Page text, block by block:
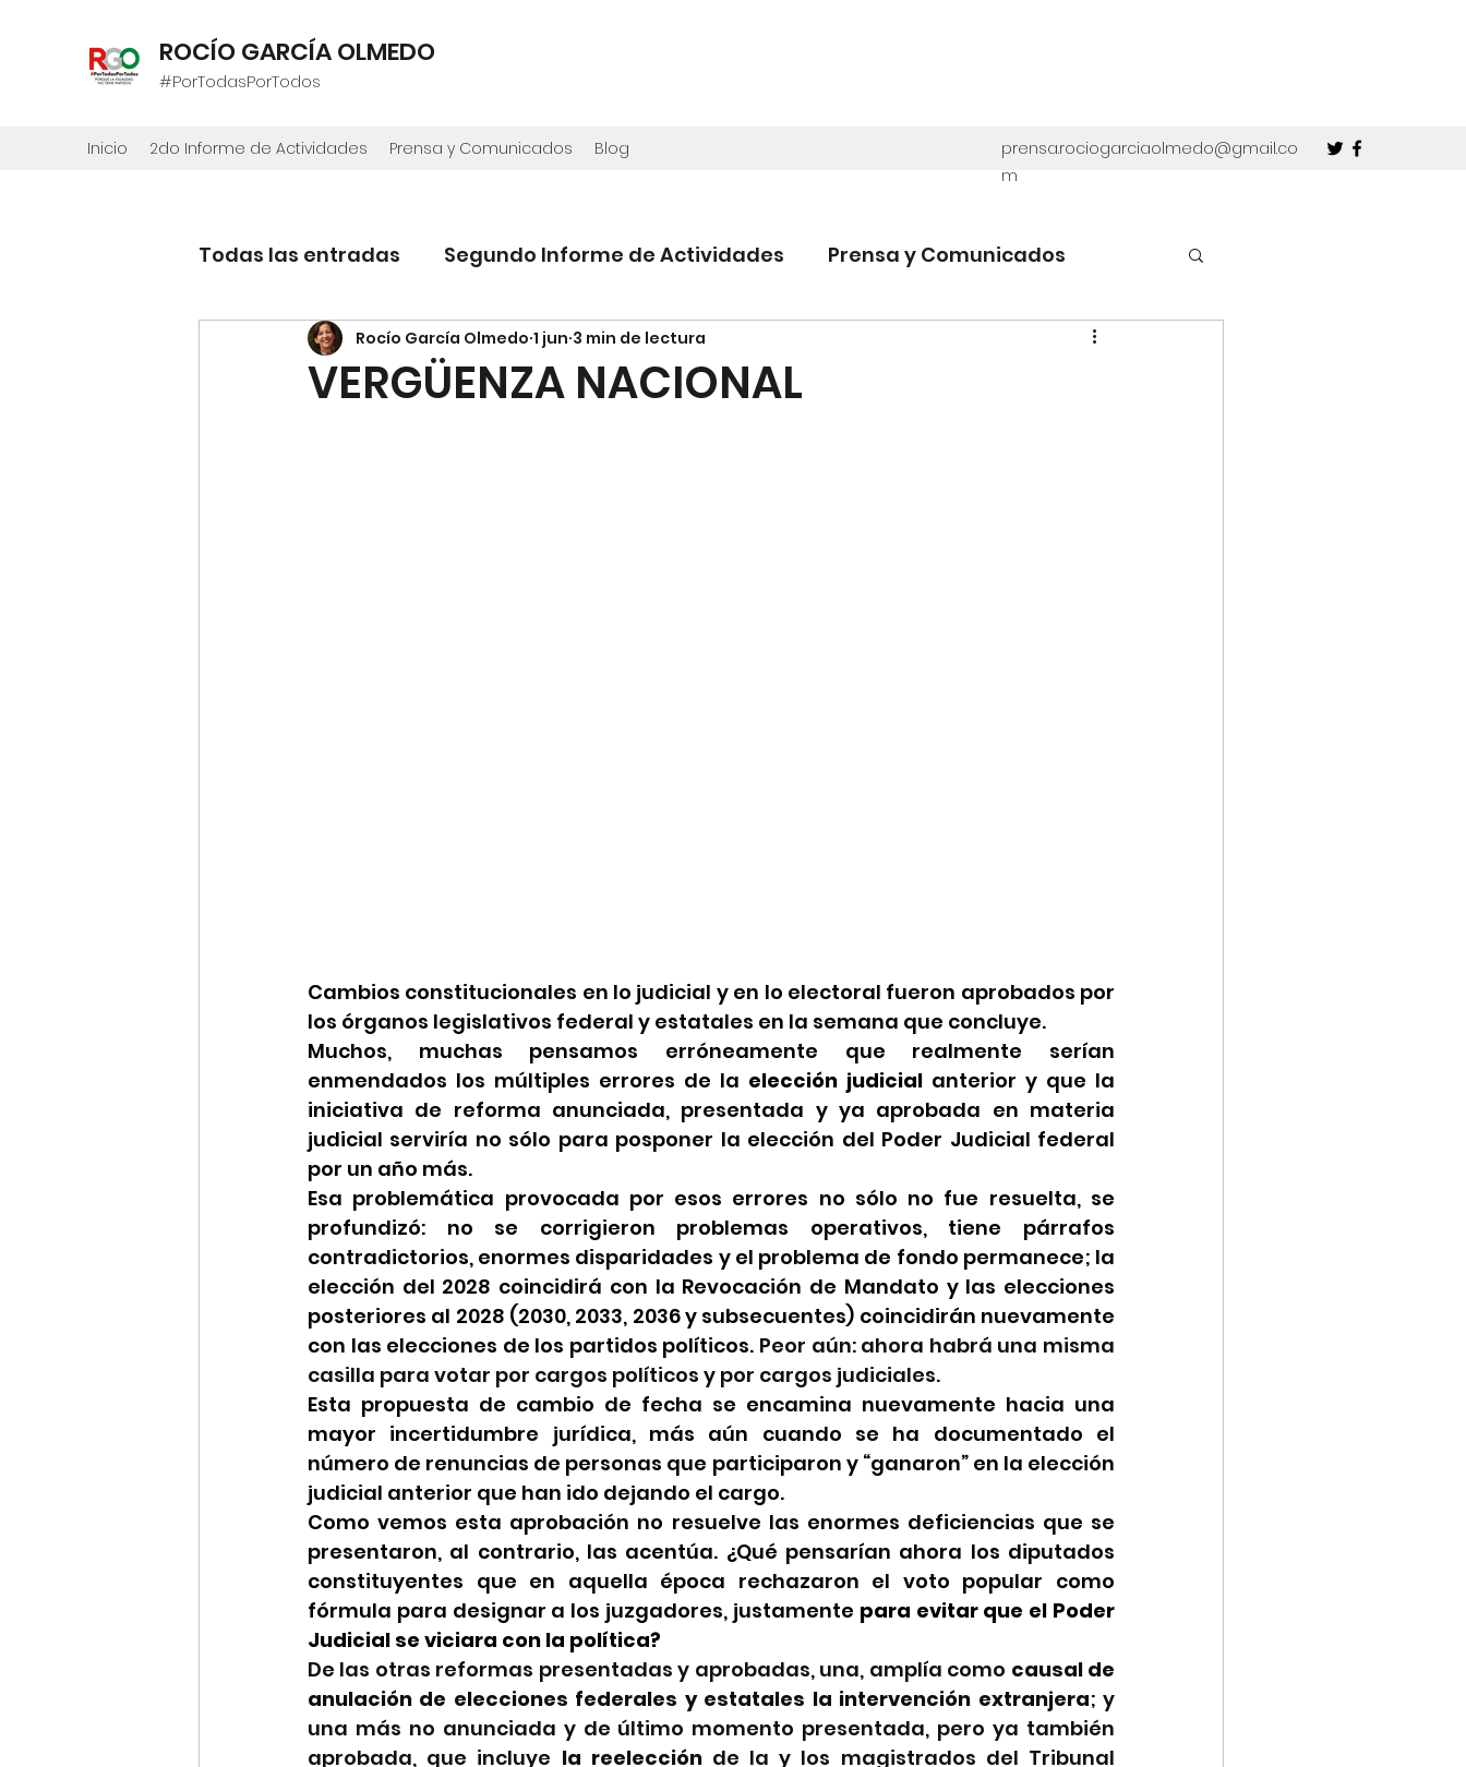
ROCÍO GARCÍA OLMEDO
#PorTodasPorTodos
Inicio 2do Informe de Actividades Prensa y Comunicados Blog
prensa.rociogarciaolmedo@gmail.co
m
Todas las entradas Segundo Informe de Actividades Prensa y Comunicados
VERGÜENZA NACIONAL
Rocío García Olmedo 1 jun 3 min de lectura
Cambios constitucionales en lo judicial y en lo electoral fueron aprobados por
los órganos legislativos federal y estatales en la semana que concluye.
Muchos, muchas pensamos erróneamente que realmente serían
enmendados los múltiples errores de la elección judicial anterior y que la
iniciativa de reforma anunciada, presentada y ya aprobada en materia
judicial serviría no sólo para posponer la elección del Poder Judicial federal
por un año más.
Esa problemática provocada por esos errores no sólo no fue resuelta, se
profundizó: no se corrigieron problemas operativos, tiene párrafos
contradictorios, enormes disparidades y el problema de fondo permanece; la
elección del 2028 coincidirá con la Revocación de Mandato y las elecciones
posteriores al 2028 (2030, 2033, 2036 y subsecuentes) coincidirán nuevamente
con las elecciones de los partidos políticos. Peor aún: ahora habrá una misma
casilla para votar por cargos políticos y por cargos judiciales.
Esta propuesta de cambio de fecha se encamina nuevamente hacia una
mayor incertidumbre jurídica, más aún cuando se ha documentado el
número de renuncias de personas que participaron y “ganaron” en la elección
judicial anterior que han ido dejando el cargo.
Como vemos esta aprobación no resuelve las enormes deficiencias que se
presentaron, al contrario, las acentúa. ¿Qué pensarían ahora los diputados
constituyentes que en aquella época rechazaron el voto popular como
fórmula para designar a los juzgadores, justamente para evitar que el Poder
Judicial se viciara con la política?
De las otras reformas presentadas y aprobadas, una, amplía como causal de
anulación de elecciones federales y estatales la intervención extranjera; y
una más no anunciada y de último momento presentada, pero ya también
aprobada, que incluye la reelección de la y los magistrados del Tribunal